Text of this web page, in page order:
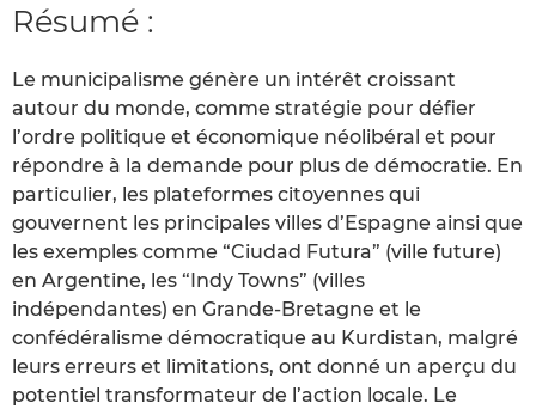
Résumé :
Le municipalisme génère un intérêt croissant
autour du monde, comme stratégie pour défier
l’ordre politique et économique néolibéral et pour
répondre à la demande pour plus de démocratie. En
particulier, les plateformes citoyennes qui
gouvernent les principales villes d’Espagne ainsi que
les exemples comme “Ciudad Futura” (ville future)
en Argentine, les “Indy Towns” (villes
indépendantes) en Grande-Bretagne et le
confédéralisme démocratique au Kurdistan, malgré
leurs erreurs et limitations, ont donné un aperçu du
potentiel transformateur de l’action locale. Le